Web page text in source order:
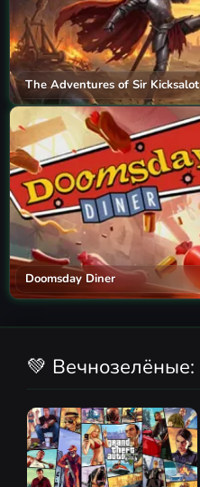
The Adventures of Sir Kicksalot
Doomsday Diner
💚 Вечнозелёные: